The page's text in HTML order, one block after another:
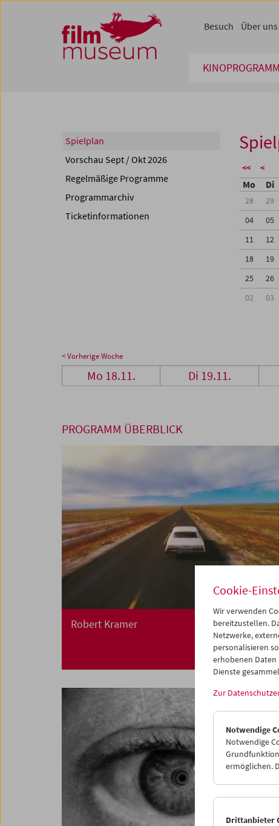
Zum Inhalt
Zum Hauptmenü
Zur Servicenavigation
Zum Suche
KINOPROGRAMM
Besuch Über uns
Spielplan
Vorschau Sept / Okt 2026
Regelmäßige Programme
Programmarchiv
Ticketinformationen
<< <
Mo Di
28 29
04
05
11
12
18
19
25
26
02
03
< Vorherige Woche
Mo 18.11. Di 19.11.
PROGRAMM ÜBERBLICK
Robert Kramer
Cookie-
Wir verwenden
bereitzustellen.
Netzwerke,
personalisieren
erhobenen
Dienste
Zur
Notwendige
Notwendige
ermöglichen.
Drittanbieter